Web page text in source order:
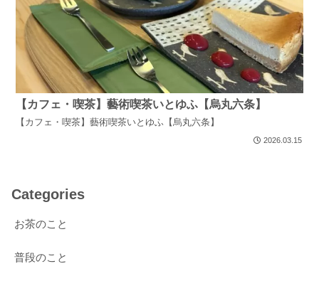
【カフェ・喫茶】藝術喫茶いとゆふ【烏丸六条】
【カフェ・喫茶】藝術喫茶いとゆふ【烏丸六条】
2026.03.15
Categories
お茶のこと
普段のこと